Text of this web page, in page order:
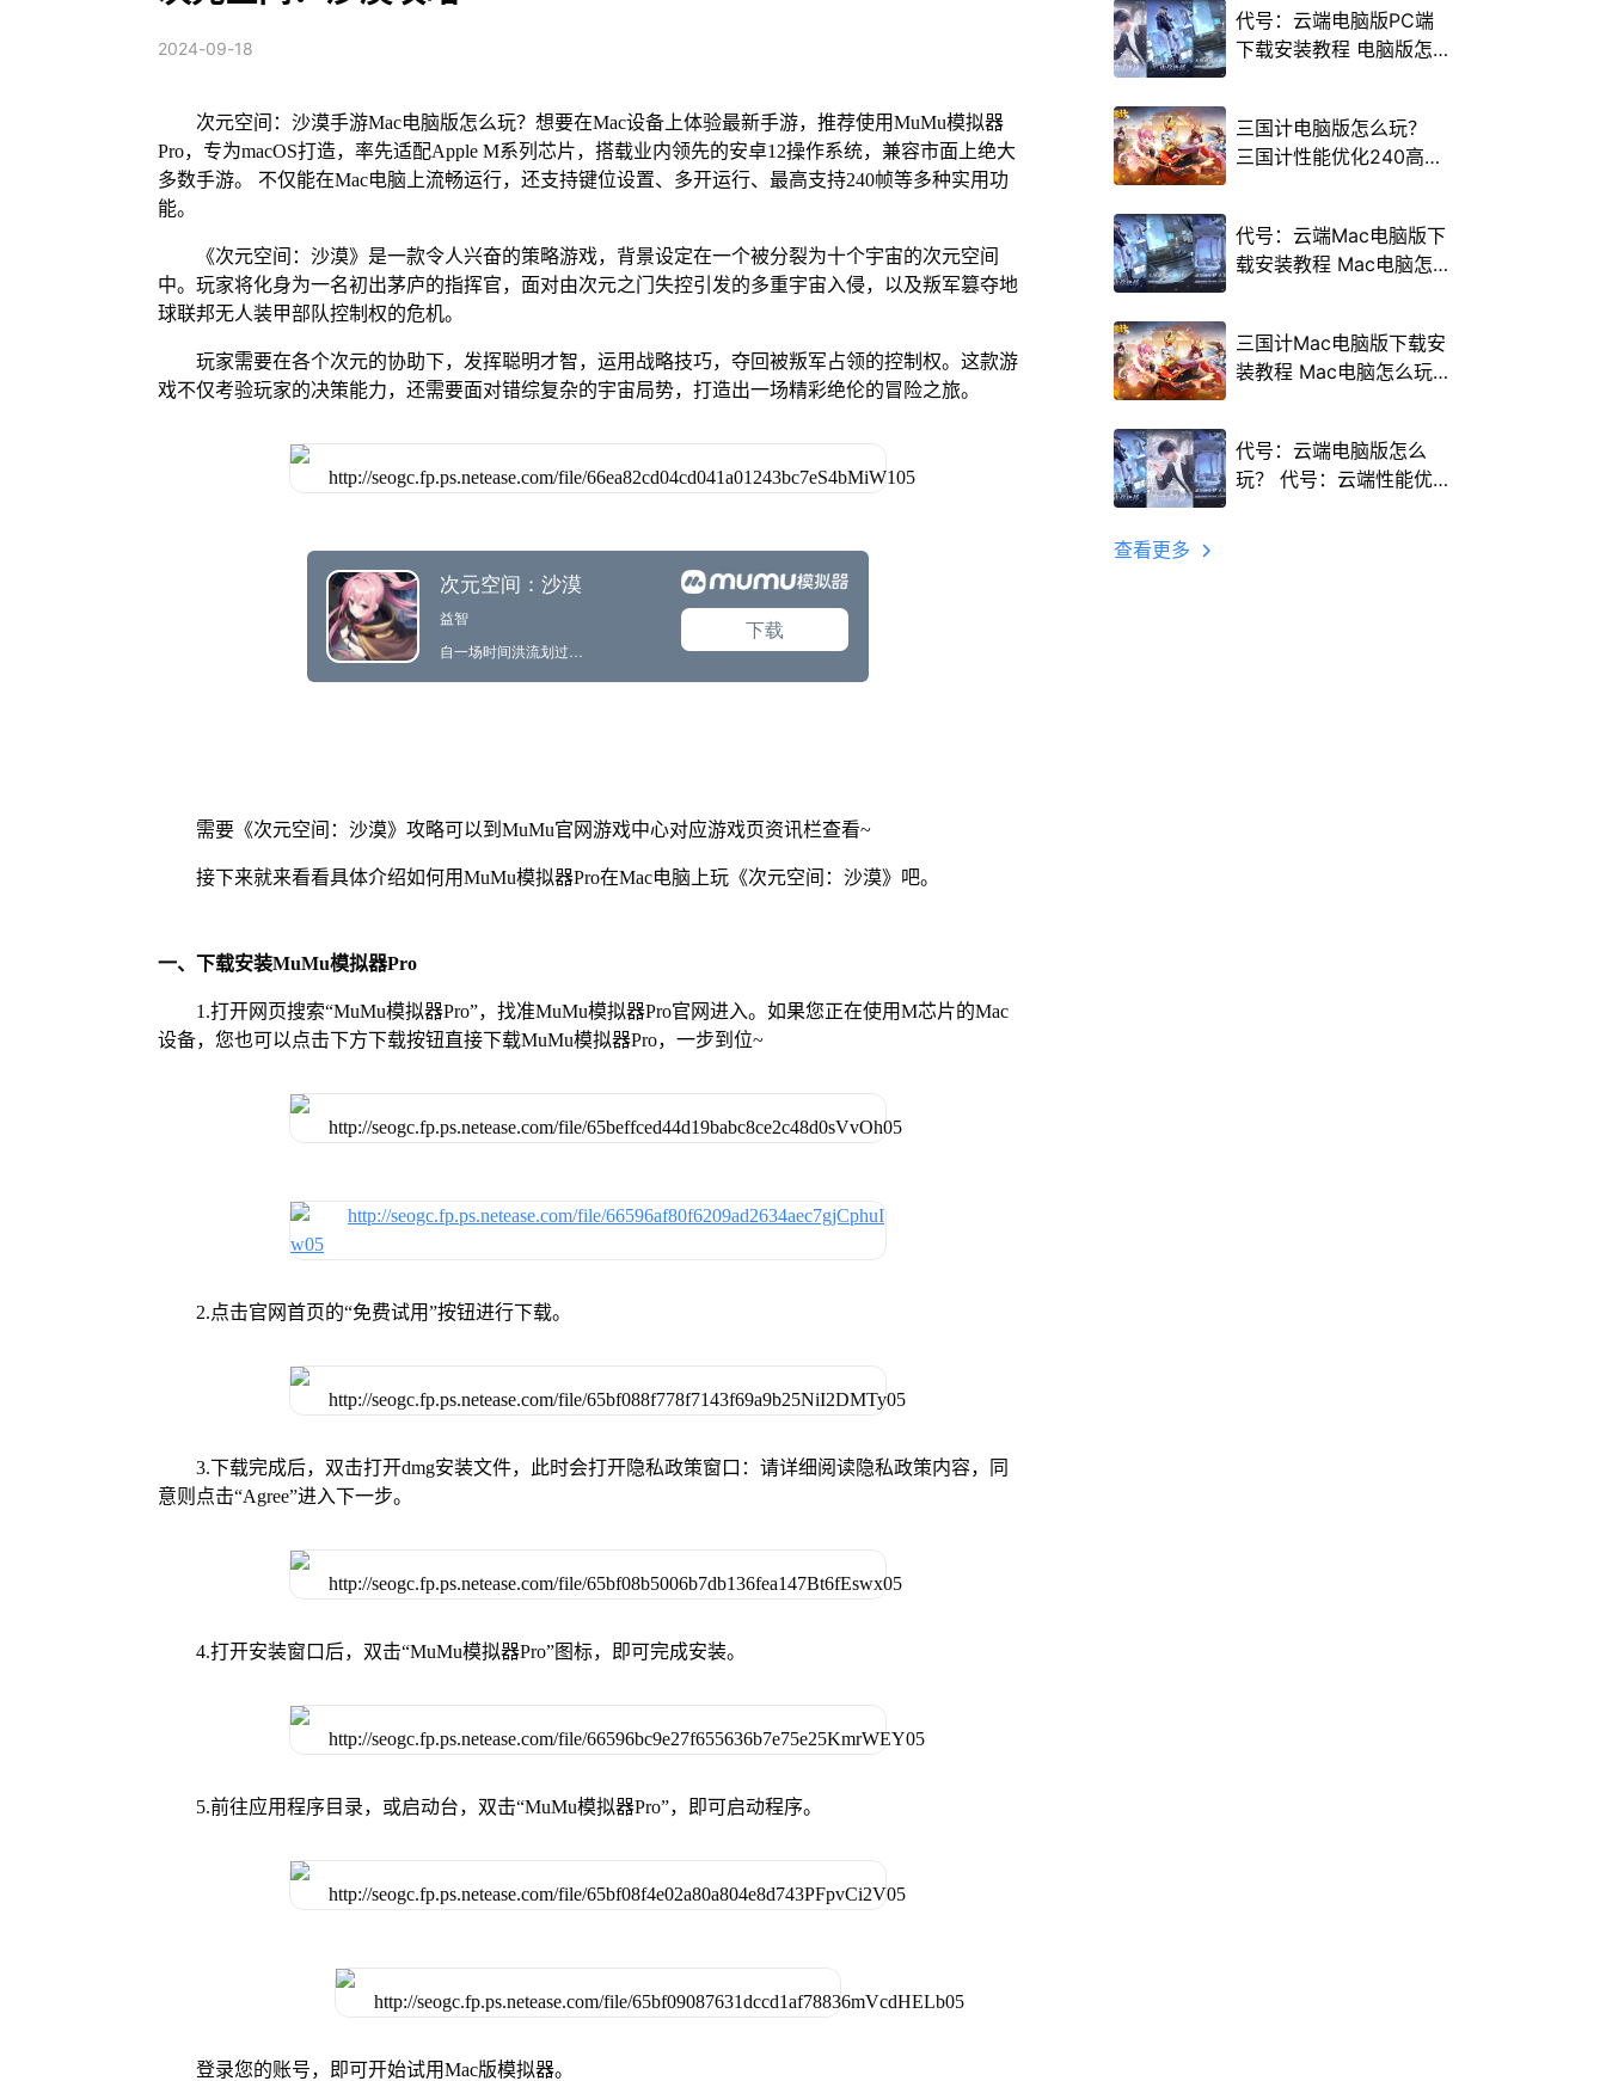
2024-09-18
次元空间：沙漠手游Mac电脑版怎么玩？想要在Mac设备上体验最新手游，推荐使用MuMu模拟器
Pro，专为macOS打造，率先适配Apple M系列芯片，搭载业内领先的安卓12操作系统，兼容市面上绝大
多数手游。 不仅能在Mac电脑上流畅运行，还支持键位设置、多开运行、最高支持240帧等多种实用功
能。
《次元空间：沙漠》是一款令人兴奋的策略游戏，背景设定在一个被分裂为十个宇宙的次元空间
中。玩家将化身为一名初出茅庐的指挥官，面对由次元之门失控引发的多重宇宙入侵，以及叛军篡夺地
球联邦无人装甲部队控制权的危机。
玩家需要在各个次元的协助下，发挥聪明才智，运用战略技巧，夺回被叛军占领的控制权。这款游
戏不仅考验玩家的决策能力，还需要面对错综复杂的宇宙局势，打造出一场精彩绝伦的冒险之旅。
需要《次元空间：沙漠》攻略可以到MuMu官网游戏中心对应游戏页资讯栏查看~
接下来就来看看具体介绍如何用MuMu模拟器Pro在Mac电脑上玩《次元空间：沙漠》吧。
一、下载安装MuMu模拟器Pro
1.打开网页搜索“MuMu模拟器Pro”，找准MuMu模拟器Pro官网进入。如果您正在使用M芯片的Mac
设备，您也可以点击下方下载按钮直接下载MuMu模拟器Pro，一步到位~
2.点击官网首页的“免费试用”按钮进行下载。
3.下载完成后，双击打开dmg安装文件，此时会打开隐私政策窗口：请详细阅读隐私政策内容，同
意则点击“Agree”进入下一步。
4.打开安装窗口后，双击“MuMu模拟器Pro”图标，即可完成安装。
5.前往应用程序目录，或启动台，双击“MuMu模拟器Pro”，即可启动程序。
登录您的账号，即可开始试用Mac版模拟器。
代号：云端电脑版PC端
下载安装教程 电脑版怎
三国计电脑版怎么玩？
三国计性能优化240高帧
代号：云端Mac电脑版下
载安装教程 Mac电脑怎
三国计Mac电脑版下载安
装教程 Mac电脑怎么玩
代号：云端电脑版怎么
玩？ 代号：云端性能优
查看更多